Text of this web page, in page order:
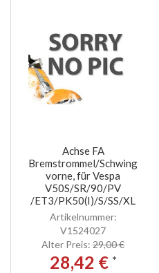
Achse FA
Bremstrommel/Schwinge,
vorne, für Vespa
V50S/SR/90/PV
/ET3/PK50(I)/S/SS/XL
Artikelnummer:
V1524027
Alter Preis: 29,00 €
28,42 € *